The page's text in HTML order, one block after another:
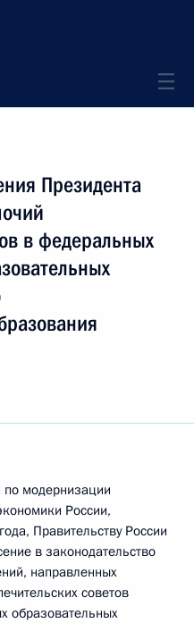
Президента
в федеральных
по модернизации
России,
Правительству России
в законодательство
направленных
советов
образовательных